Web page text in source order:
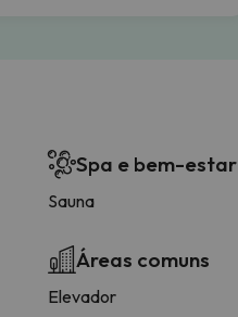
Spa e bem-estar
Sauna
Áreas comuns
Elevador